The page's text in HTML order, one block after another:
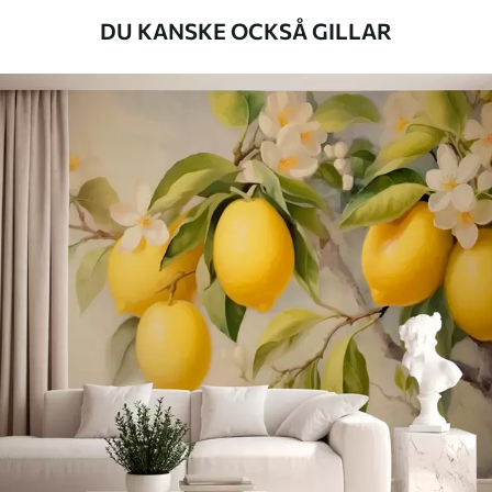
Standard
.33
Premium
.67379.00Kr/m²
Premiumvinyl
725 435 .00 Kr/m²
Peel and Stick
900.00540.00 Kr/m²
DU KANSKE OCKSÅ GILLAR